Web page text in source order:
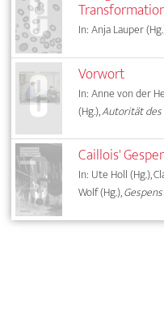
In: Anja Lauper
Vorwort
In: Anne von der
(Hg.),Autorität des
Caillois'
In: Ute Holl (Hg.),
Wolf (Hg.),